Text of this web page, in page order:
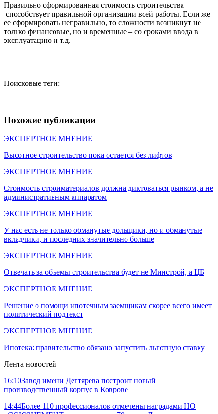
Правильно сформированная стоимость строительства
способствует правильной организации всей работы. Если же
ее сформировать неправильно, то сложности возникнут не
только финансовые, но и временные – со сроками ввода в
эксплуатацию и т.д.
Поисковые теги:
Похожие публикации
ЭКСПЕРТНОЕ МНЕНИЕ
Высотное строительство пока остается без лифтов
ЭКСПЕРТНОЕ МНЕНИЕ
Стоимость стройматериалов должна диктоваться рынком, а не
административным аппаратом
ЭКСПЕРТНОЕ МНЕНИЕ
У нас есть не только обманутые дольщики, но и обманутые
вкладчики, и последних значительно больше
ЭКСПЕРТНОЕ МНЕНИЕ
Отвечать за объемы строительства будет не Минстрой, а ЦБ
ЭКСПЕРТНОЕ МНЕНИЕ
Решение о помощи ипотечным заемщикам скорее всего имеет
политический подтекст
ЭКСПЕРТНОЕ МНЕНИЕ
Ипотека: правительство обязано запустить льготную ставку
Лента новостей
16:10Завод имени Дегтярева построит новый
производственный корпус в Коврове
14:44Более 110 профессионалов отмечены наградами НО